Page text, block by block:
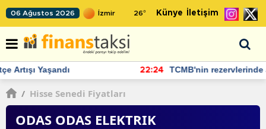
06 Ağustos 2026 26° Künye İletişim
22:24 TCMB'nin rezervlerinde artan momentum devam ediyor
/ Hisse Senedi Fiyatları
ODAS ODAS ELEKTRIK